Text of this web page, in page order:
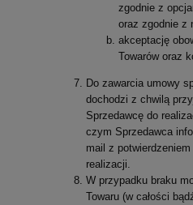
zgodnie z
oraz zgodnie z
akceptację
Towarów oraz
Do zawarcia umowy
dochodzi z chwilą
Sprzedawcę do
czym Sprzedawca
mail z
realizacji.
W przypadku braku
Towaru (w całości